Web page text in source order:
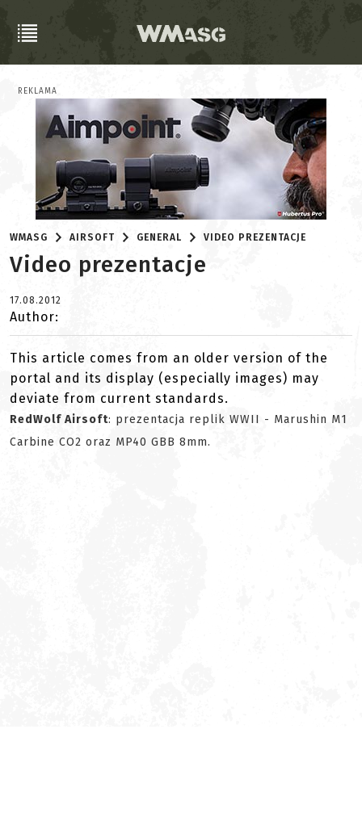
REKLAMA
WMASG AIRSOFT GENERAL VIDEO PREZENTACJE
Video prezentacje
17.08.2012
Author:
This article comes from an older version of the
portal and its display (especially images) may
deviate from current standards.
RedWolf Airsoft: prezentacja replik WWII - Marushin M1
Carbine CO2 oraz MP40 GBB 8mm.